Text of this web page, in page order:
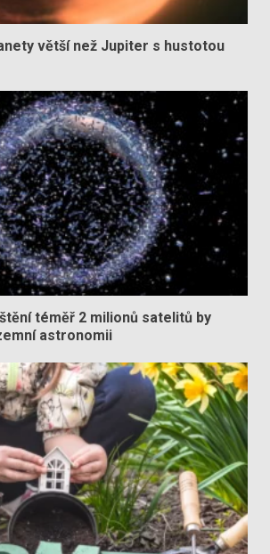
větší než Jupiter s hustotou
téměř 2 milionů satelitů by
astronomii